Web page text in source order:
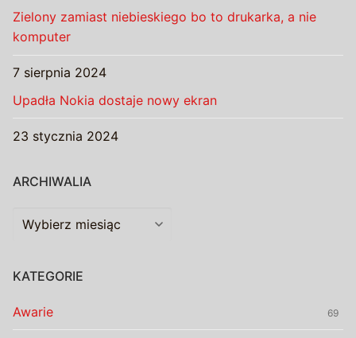
Zielony zamiast niebieskiego bo to drukarka, a nie
komputer
7 sierpnia 2024
Upadła Nokia dostaje nowy ekran
23 stycznia 2024
ARCHIWALIA
Archiwalia
KATEGORIE
Awarie 69